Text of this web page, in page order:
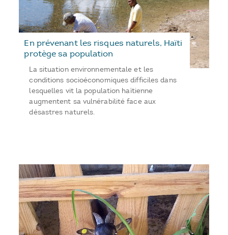
En prévenant les risques naturels, Haïti
protège sa population
La situation environnementale et les
conditions socioéconomiques difficiles dans
lesquelles vit la population haïtienne
augmentent sa vulnérabilité face aux
désastres naturels.